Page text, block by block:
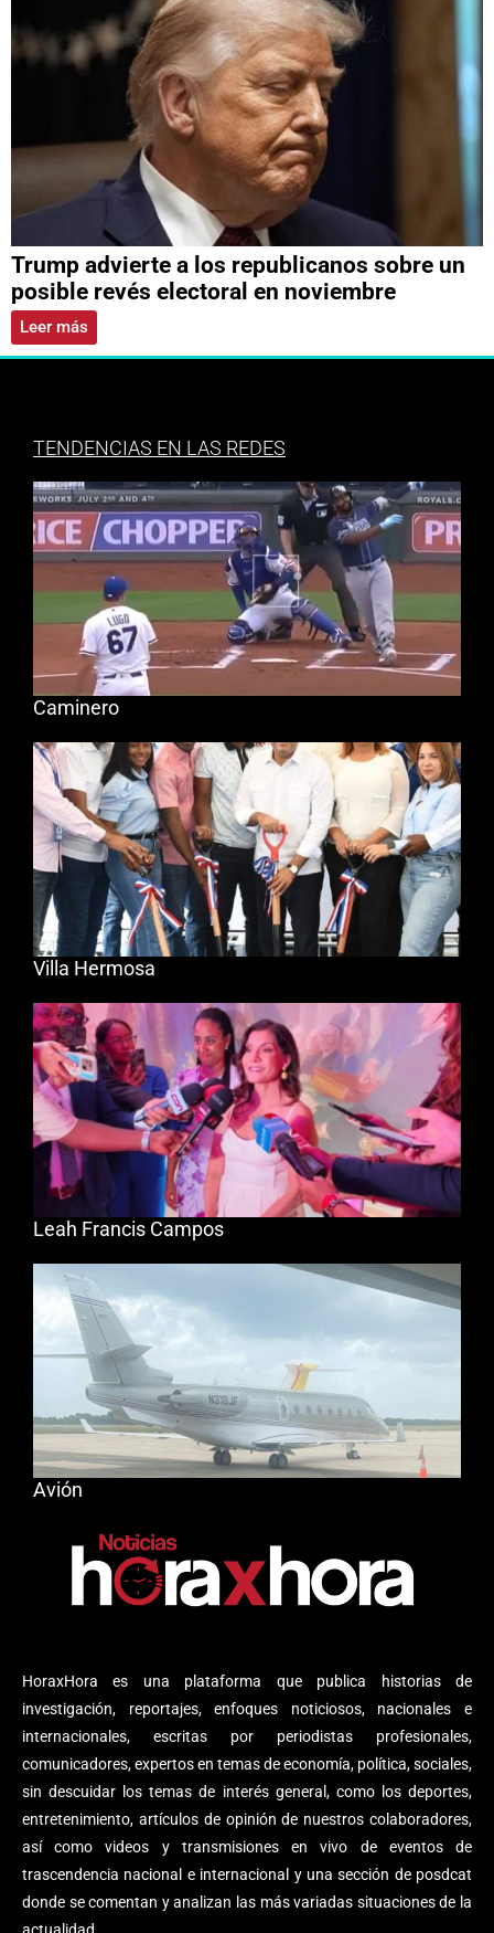
Trump advierte a los republicanos sobre un
posible revés electoral en noviembre
Leer más
HoraxHora es una plataforma que publica historias de
investigación, reportajes, enfoques noticiosos, nacionales e
internacionales, escritas por periodistas profesionales,
comunicadores, expertos en temas de economía, política, sociales,
sin descuidar los temas de interés general, como los deportes,
entretenimiento, artículos de opinión de nuestros colaboradores,
así como videos y transmisiones en vivo de eventos de
trascendencia nacional e internacional y una sección de posdcat
donde se comentan y analizan las más variadas situaciones de la
actualidad.
TENDENCIAS EN LAS REDES
Caminero
Villa Hermosa
Leah Francis Campos
Avión